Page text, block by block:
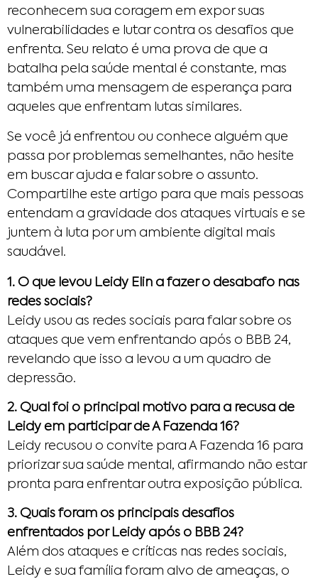
reconhecem sua coragem em expor suas
vulnerabilidades e lutar contra os desafios que
enfrenta. Seu relato é uma prova de que a
batalha pela saúde mental é constante, mas
também uma mensagem de esperança para
aqueles que enfrentam lutas similares.
Se você já enfrentou ou conhece alguém que
passa por problemas semelhantes, não hesite
em buscar ajuda e falar sobre o assunto.
Compartilhe este artigo para que mais pessoas
entendam a gravidade dos ataques virtuais e se
juntem à luta por um ambiente digital mais
saudável.
1. O que levou Leidy Elin a fazer o desabafo nas
redes sociais?
Leidy usou as redes sociais para falar sobre os
ataques que vem enfrentando após o BBB 24,
revelando que isso a levou a um quadro de
depressão.
2. Qual foi o principal motivo para a recusa de
Leidy em participar de A Fazenda 16?
Leidy recusou o convite para A Fazenda 16 para
priorizar sua saúde mental, afirmando não estar
pronta para enfrentar outra exposição pública.
3. Quais foram os principais desafios
enfrentados por Leidy após o BBB 24?
Além dos ataques e críticas nas redes sociais,
Leidy e sua família foram alvo de ameaças, o